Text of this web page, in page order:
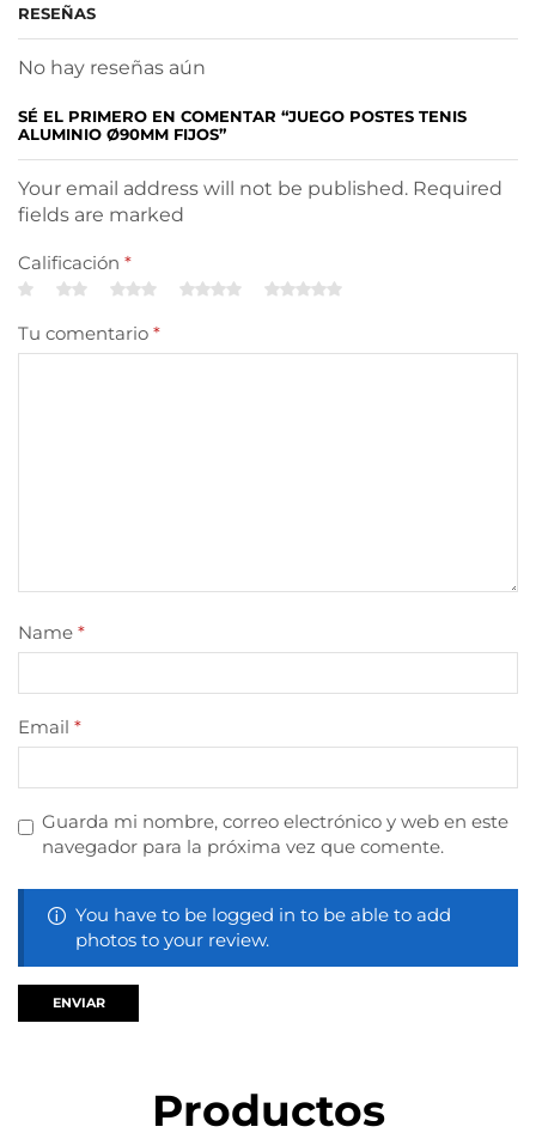
RESEÑAS
No hay reseñas aún
SÉ EL PRIMERO EN COMENTAR “JUEGO POSTES TENIS
ALUMINIO Ø90MM FIJOS”
Your email address will not be published. Required
fields are marked
Calificación *
Tu comentario *
Name *
Email *
Guarda mi nombre, correo electrónico y web en este
navegador para la próxima vez que comente.
You have to be logged in to be able to add
photos to your review.
Productos